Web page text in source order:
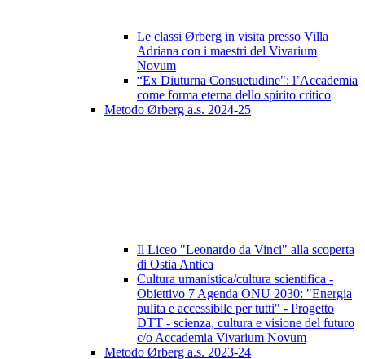
Le classi Ørberg in visita presso Villa
Adriana con i maestri del Vivarium
Novum
“Ex Diuturna Consuetudine": l’Accademia
come forma eterna dello spirito critico
Metodo Ørberg a.s. 2024-25
Il Liceo "Leonardo da Vinci" alla scoperta
di Ostia Antica
Cultura umanistica/cultura scientifica -
Obiettivo 7 Agenda ONU 2030: "Energia
pulita e accessibile per tutti" - Progetto
DTT - scienza, cultura e visione del futuro
c/o Accademia Vivarium Novum
Metodo Ørberg a.s. 2023-24